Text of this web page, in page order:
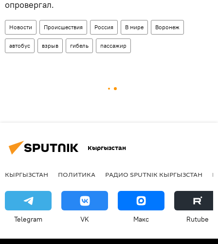
опровергал.
Новости Происшествия Россия В мире Воронеж
автобус взрыв гибель пассажир
Кыргызстан
КЫРГЫЗСТАН ПОЛИТИКА РАДИО SPUTNIK КЫРГЫЗСТАН
Telegram VK Макс Rutube